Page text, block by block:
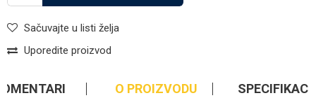
Sačuvajte u listi želja
Uporedite proizvod
O PROIZVODU